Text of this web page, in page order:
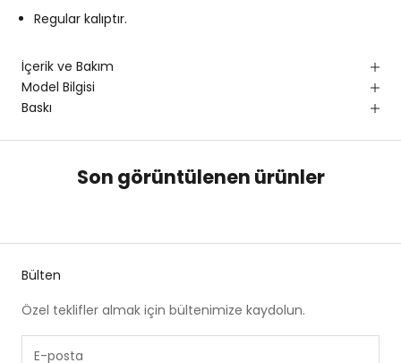
Regular kalıptır.
İçerik ve Bakım
Model Bilgisi
Baskı
Son görüntülenen ürünler
Bülten
Özel teklifler almak için bültenimize kaydolun.